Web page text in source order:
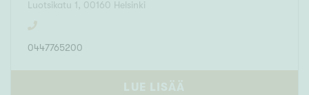
Luotsikatu 1 , 00160 Helsinki
0447765200
LUE LISÄÄ